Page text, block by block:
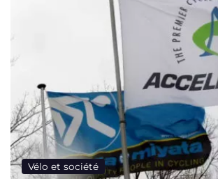
Vélo et société